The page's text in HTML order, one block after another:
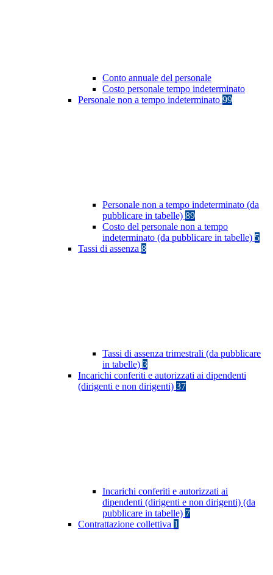
Conto annuale del personale
Costo personale tempo indeterminato
Personale non a tempo indeterminato 99
Personale non a tempo indeterminato (da
pubblicare in tabelle) 89
Costo del personale non a tempo
indeterminato (da pubblicare in tabelle) 5
Tassi di assenza 8
Tassi di assenza trimestrali (da pubblicare
in tabelle) 3
Incarichi conferiti e autorizzati ai dipendenti
(dirigenti e non dirigenti) 37
Incarichi conferiti e autorizzati ai
dipendenti (dirigenti e non dirigenti) (da
pubblicare in tabelle) 7
Contrattazione collettiva 1